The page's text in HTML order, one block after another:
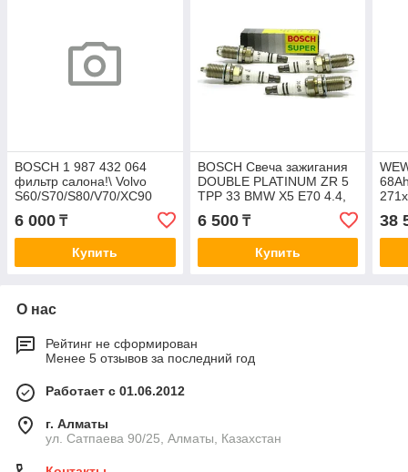
BOSCH 1 987 432 064
фильтр салона!\ Volvo
S60/S70/S80/V70/XC90
2.0-2.5TDi 98>
6 000 ₸
Купить
BOSCH Свеча зажигания
DOUBLE PLATINUM ZR 5
TPP 33 BMW X5 E70 4.4,
X6 E71 4.4, 5 F10 4.4, 7
F01 4.4-6.0 0 242
6 500₸
Купить
38
О нас
Рейтинг не сформирован
Менее 5 отзывов за последний год
Работает с 01.06.2012
г. Алматы
ул. Сатпаева 90/25, Алматы, Казахстан